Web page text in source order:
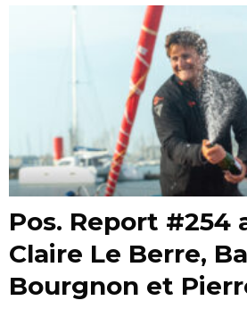
Pos. Report #254
Claire Le Berre,
Bourgnon et